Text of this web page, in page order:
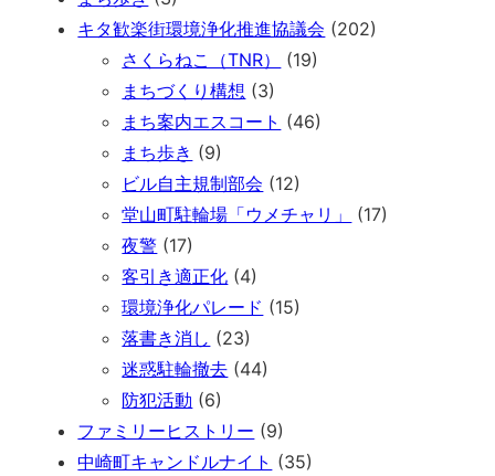
キタ歓楽街環境浄化推進協議会 (202)
さくらねこ（TNR）
(19)
まちづくり構想 (3)
まち案内エスコート (46)
まち歩き (9)
ビル自主規制部会 (12)
堂山町駐輪場「ウメチャリ」
(17)
夜警 (17)
客引き適正化 (4)
環境浄化パレード (15)
落書き消し (23)
迷惑駐輪撤去 (44)
防犯活動 (6)
ファミリーヒストリー (9)
中崎町キャンドルナイト (35)